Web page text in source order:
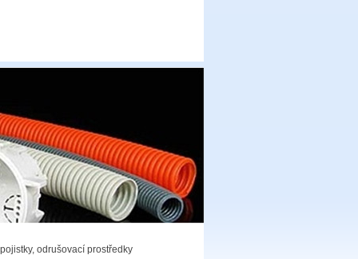
odrušovací prostředky